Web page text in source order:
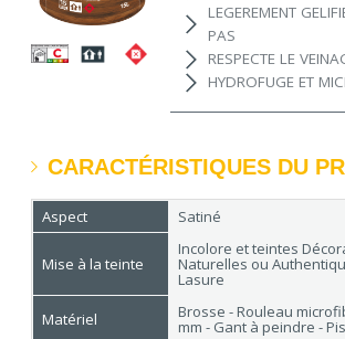
LEGEREMENT
PAS
RESPECTE LE
HYDROFUGE ET
CARACTÉRISTIQUES DU
Aspect Satiné
Mise à la teinte
Incolore et teintes
Naturelles ou
Lasure
Matériel
Brosse - Rouleau
mm - Gant à peindre -